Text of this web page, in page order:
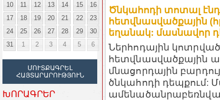
10
11 12 13 14 15
16
17
18 19 20 21 22
23
24
25 26 27 28 29
30
31
1 2 3 4 5 6
ՄՈՒՏՔԱԳՐԵԼ
ՀԱՅՏԱՐԱՐՈՒԹՅՈՒՆ
ԽՈՐԱԳՐԵՐ
Ծնկահոդի տոտալ
հետվնասվածքային
եղանակ: մասնավոր
Ներհոդային
հետվնասվածքային
մնացորդային
ծնկահոդի դեպքում: